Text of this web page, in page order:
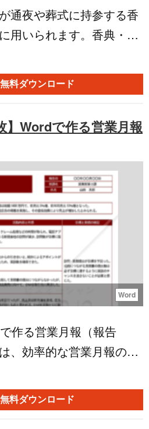
通夜や葬式に持参する香
用いられます。香典・ご
無料でダウンロードが可
無料ダウンロード
】Wordで作る営業月報
Word
作る営業月報（報告
、効率的な営業月報の作
のテンプレートです。こ
イズ1枚に要点を整理
す。営業月報を作成する
無料ダウンロード